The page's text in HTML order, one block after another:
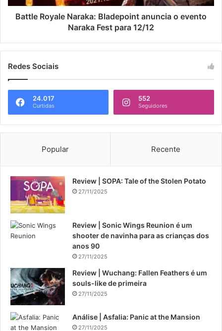
Battle Royale Naraka: Bladepoint anuncia o evento
Naraka Fest para 12/12
Redes Sociais
24.017
Curtidas
552
Seguidores
Popular Recente
Review | SOPA: Tale of the Stolen Potato
27/11/2025
Review | Sonic Wings Reunion é um
shooter de navinha para as crianças dos
anos 90
27/11/2025
Review | Wuchang: Fallen Feathers é um
souls-like de primeira
27/11/2025
Análise | Asfalia: Panic at the Mansion
27/11/2025